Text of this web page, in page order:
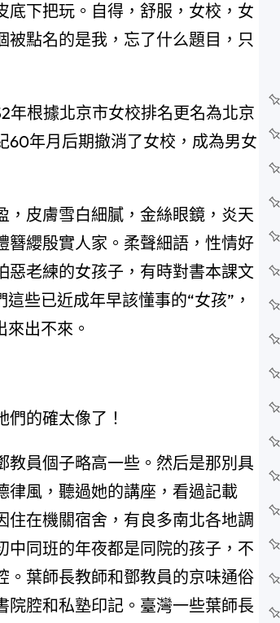
底下把玩。自得，舒服，女校，女
點名的是我，忘了什么題目，只
年根據北京市女校排名更名為北京
60年月后期撤消了女校，成為男女
，皮膚雪白細膩，金絲眼鏡，炎天
簪纓殷實人家。柔聲細語，性情好
惡老練的女孩子，有時對書本課文
些已近成年早該懂事的“女孩”，
出不來。
的確太像了！
教員個子略高一些。然后是那別具
律風，聽過她的講座，看過記載
在機關宿舍，有良多南北各地調
同班的年夜都是同院的孩子，不
。葉師長教師和鄧教員的京味通俗
腔和私塾印記。臺灣一些葉師長